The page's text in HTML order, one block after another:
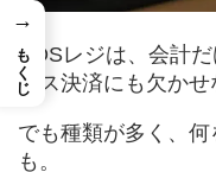
POSレジは、会計
レス決済にも欠かせ
でも種類が多く、
も。
→
もくじ